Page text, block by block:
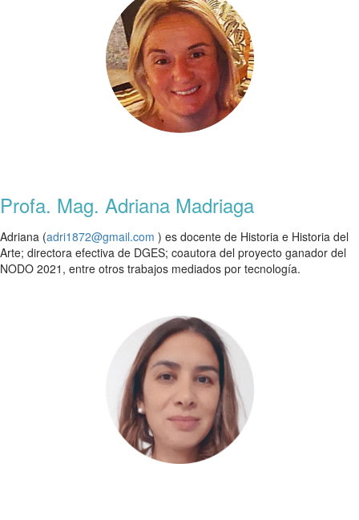
Profa. Mag. Adriana Madriaga
Adriana (adri1872@gmail.com ) es docente de Historia e Historia del
Arte; directora efectiva de DGES; coautora del proyecto ganador del
NODO 2021, entre otros trabajos mediados por tecnología.